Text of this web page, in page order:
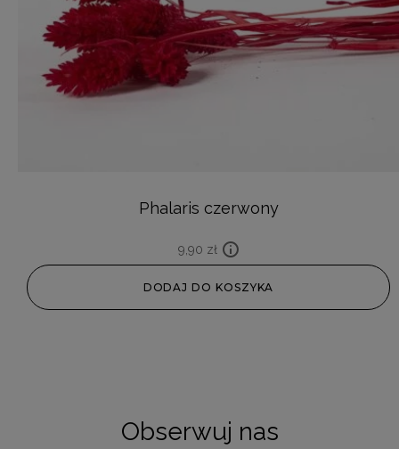
Phalaris czerwony
9,90 zł
DODAJ DO KOSZYKA
Obserwuj nas